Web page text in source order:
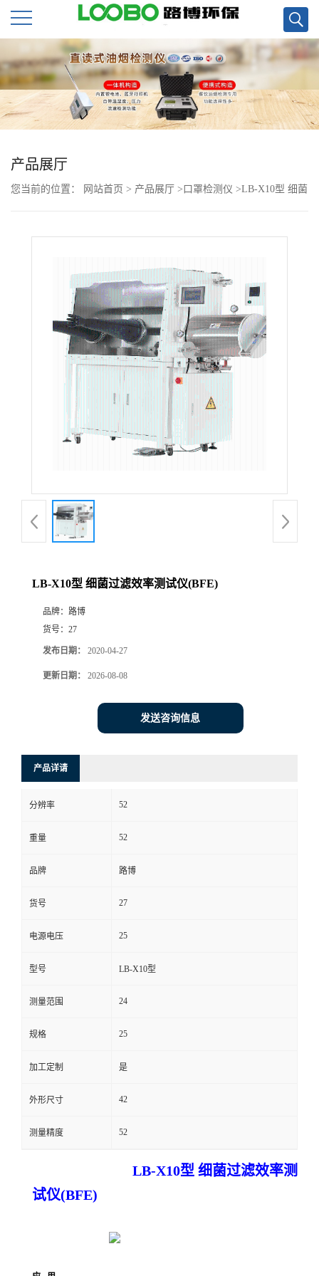
公
司
首
页
公
品
厅
联
系
方
式
产品展厅
您当前的位置： 网站首页 > 产品展厅 > 口罩检测仪 >LB-X10型 细菌
LB-X10型 细菌过滤效率测试仪(BFE)
品牌： 路博
货号： 27
发布日期： 2020-04-27
更新日期： 2026-08-08
发送咨询信息
产品详请
分辨率 52
重量 52
品牌 路博
货号 27
电源电压 25
型号 LB-X10型
测量范围 24
规格 25
加工定制 是
外形尺寸 42
测量精度 52
LB-X10型 细菌过滤效率测
试仪(BFE)